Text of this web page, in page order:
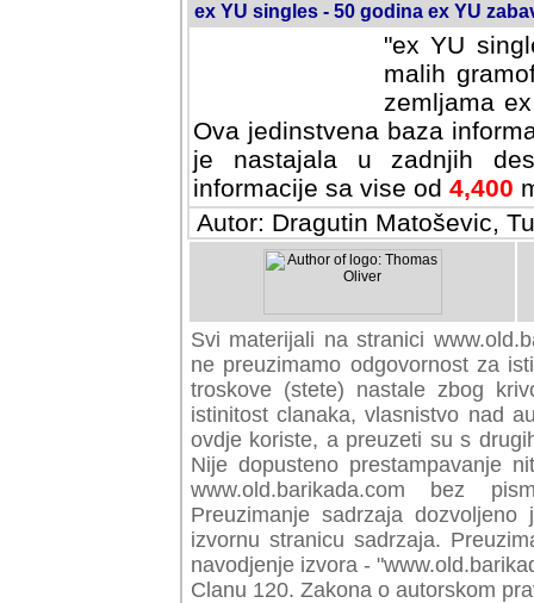
ex YU singles - 50 godina ex YU
"ex YU
malih
zemljama
Ova jedinstvena baza
je nastajala u zadnjih
informacije sa vise od 4,400
Autor: Dragutin Matoševic,
Svi materijali na stranici
preuzimamo odgovornost za
troskove (stete) nastale zbog
istinitost clanaka, vlasnistvo nad
ovdje koriste, a preuzeti su s
Nije dopusteno prestampavanje
www.old.barikada.com bez
Preuzimanje sadrzaja
izvornu stranicu sadrzaja.
navodjenje izvora -
Clanu 120. Zakona o autorskom